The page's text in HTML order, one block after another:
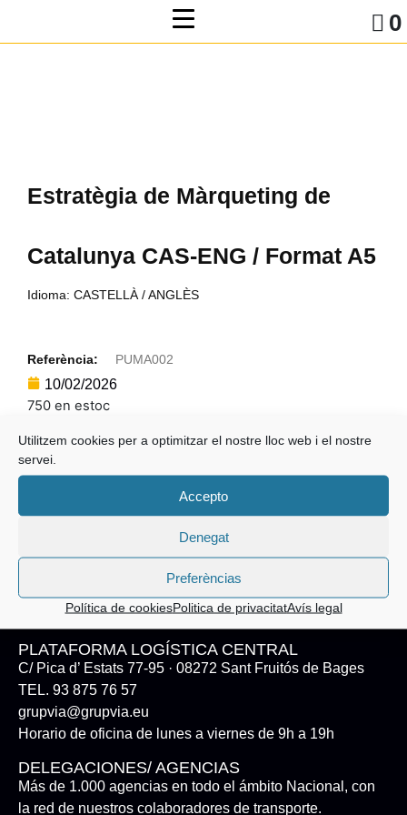
Utilitzem cookies per a optimitzar el nostre lloc web i el nostre
servei.
Accepto
Denegat
Preferèncias
Política de cookiesPolitica de privacitatAvís legal
0
Estratègia de Màrqueting de
Catalunya CAS-ENG / Format A5
Idioma: CASTELLÀ / ANGLÈS
Referència: PUMA002
10/02/2026
750 en estoc
-
PLATAFORMA LOGÍSTICA CENTRAL
C/ Pica d’ Estats 77-95 · 08272 Sant Fruitós de Bages
TEL. 93 875 76 57
grupvia@grupvia.eu
Horario de oficina de lunes a viernes de 9h a 19h
DELEGACIONES/ AGENCIAS
Más de 1.000 agencias en todo el ámbito Nacional, con
la red de nuestros colaboradores de transporte.